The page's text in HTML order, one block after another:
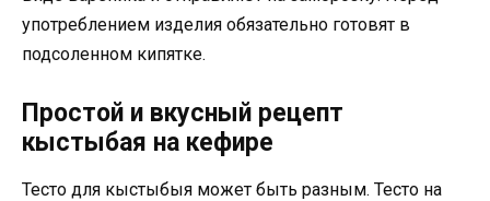
употреблением изделия обязательно готовят в
подсоленном кипятке.
Простой и вкусный рецепт
кыстыбая на кефире
Тесто для кыстыбыя может быть разным. Тесто на